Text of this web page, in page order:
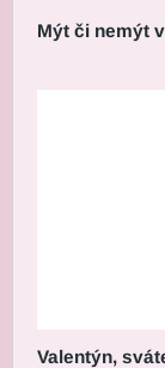
Mýt či nemýt
Valentýn,